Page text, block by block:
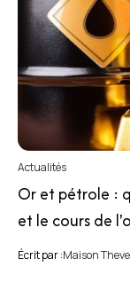
Actualités
Or et pétrole :
et le cours de
Écrit par :Maison Theve